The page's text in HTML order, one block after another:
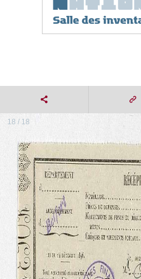
18 / 18